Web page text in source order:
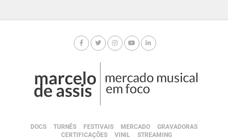
DOCS TURNÊS FESTIVAIS MERCADO
GRAVADORAS
CERTIFICAÇÕES
VINIL STREAMING